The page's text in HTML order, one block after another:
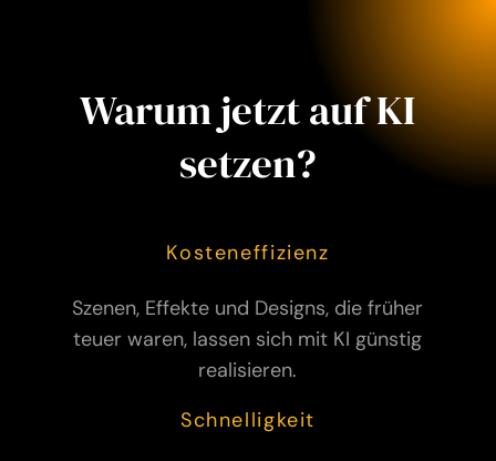
Warum jetzt auf KI
setzen?
Kosteneffizienz
Szenen, Effekte und Designs, die früher
teuer waren, lassen sich mit KI günstig
realisieren.
Schnelligkeit